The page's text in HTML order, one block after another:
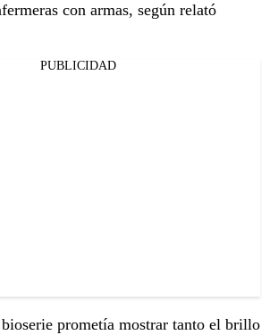
con armas, según relató
PUBLICIDAD
prometía mostrar tanto el brillo